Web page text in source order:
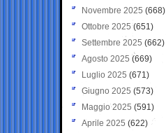
Novembre 2025 (668)
Ottobre 2025 (651)
Settembre 2025 (662)
Agosto 2025 (669)
Luglio 2025 (671)
Giugno 2025 (573)
Maggio 2025 (591)
Aprile 2025 (622)